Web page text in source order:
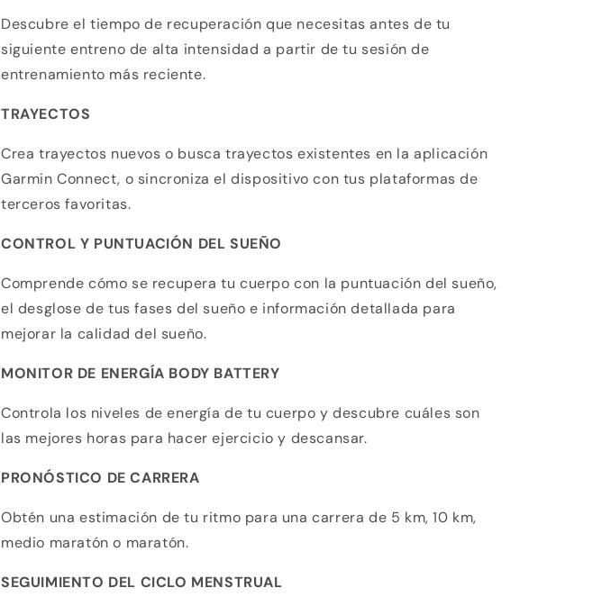
Descubre el tiempo de recuperación que necesitas antes de tu
siguiente entreno de alta intensidad a partir de tu sesión de
entrenamiento más reciente.
TRAYECTOS
Crea trayectos nuevos o busca trayectos existentes en la aplicación
Garmin Connect, o sincroniza el dispositivo con tus plataformas de
terceros favoritas.
CONTROL Y PUNTUACIÓN DEL SUEÑO
Comprende cómo se recupera tu cuerpo con la puntuación del sueño,
el desglose de tus fases del sueño e información detallada para
mejorar la calidad del sueño.
MONITOR DE ENERGÍA BODY BATTERY
Controla los niveles de energía de tu cuerpo y descubre cuáles son
las mejores horas para hacer ejercicio y descansar.
PRONÓSTICO DE CARRERA
Obtén una estimación de tu ritmo para una carrera de 5 km, 10 km,
medio maratón o maratón.
SEGUIMIENTO DEL CICLO MENSTRUAL